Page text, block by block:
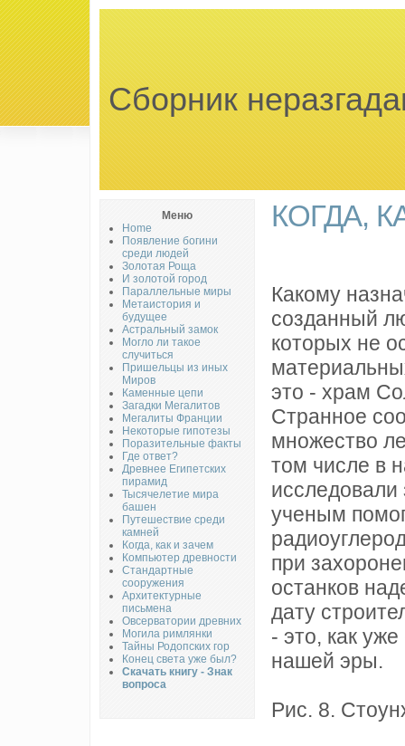
Сборник
Меню
Home
Появление богини
среди людей
Золотая Роща
И золотой город
Параллельные миры
Метаистория и
будущее
Астральный замок
Могло ли такое
случиться
Пришельцы из иных
Миров
Каменные цепи
Загадки Мегалитов
Мегалиты Франции
Некоторые гипотезы
Поразительные факты
Где ответ?
Древнее Египетских
пирамид
Тысячелетие мира
башен
Путешествие среди
камней
Когда, как и зачем
Компьютер древности
Стандартные
сооружения
Архитектурные
письмена
Овсерватории древних
Могила римлянки
Тайны Родопских гор
Конец света уже был?
Скачать книгу - Знак
вопроса
КОГДА,
Какому
созданный
которых не
это - храм
Странное
множество
том числе в
исследовали
ученым
при
останков
дату
- это, как
нашей эры.
Рис. 8.